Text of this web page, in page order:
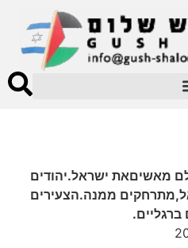
מאשיםאת ישראל.יהודים
ממנה.הצעירים